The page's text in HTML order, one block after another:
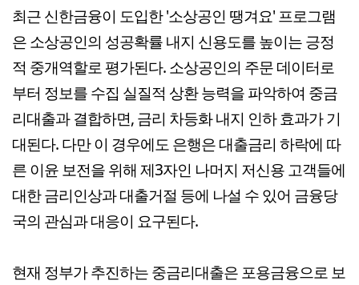
최근 신한금융이 도입한 '소상공인 땡겨요' 프로그램
은 소상공인의 성공확률 내지 신용도를 높이는 긍정
적 중개역할로 평가된다. 소상공인의 주문 데이터로
부터 정보를 수집 실질적 상환 능력을 파악하여 중금
리대출과 결합하면, 금리 차등화 내지 인하 효과가 기
대된다. 다만 이 경우에도 은행은 대출금리 하락에 따
른 이윤 보전을 위해 제3자인 나머지 저신용 고객들에
대한 금리인상과 대출거절 등에 나설 수 있어 금융당
국의 관심과 대응이 요구된다.
현재 정부가 추진하는 중금리대출은 포용금융으로 보